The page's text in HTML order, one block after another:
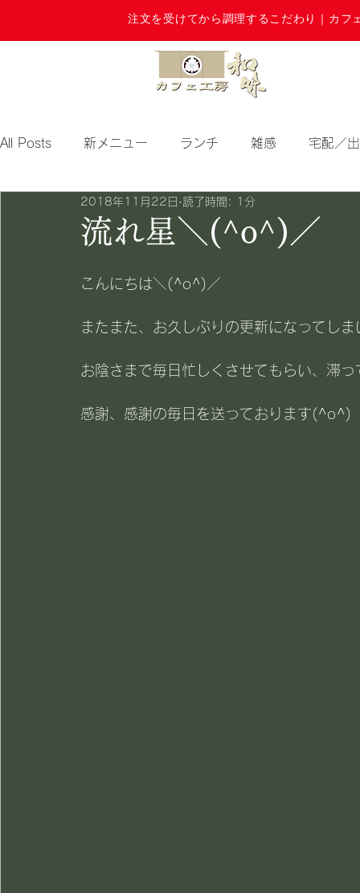
注文を受けてから調理するこだわり｜カフ
All Posts 新メニュー ランチ 雑感 宅配／
期間限定
流れ星＼(^o^)／
2018年11月22日 読了時間: 1分
こんにちは＼(^o^)／
またまた、お久しぶりの更新になってし
お陰さまで毎日忙しくさせてもらい、滞っ
感謝、感謝の毎日を送っております(^o^)